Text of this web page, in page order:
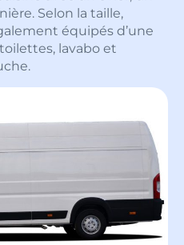
Selon la taille,
équipés d’une
lavabo et